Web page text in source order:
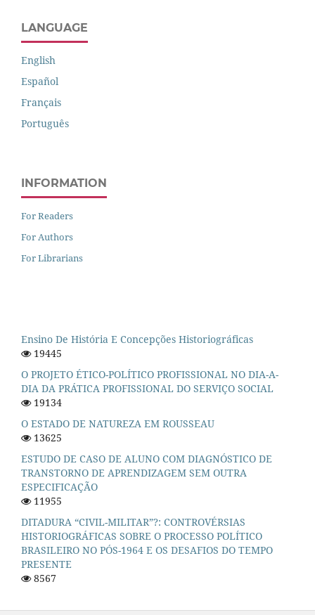
LANGUAGE
English
Español
Français
Português
INFORMATION
For Readers
For Authors
For Librarians
Ensino De História E Concepções Historiográficas
19445
O PROJETO ÉTICO-POLÍTICO PROFISSIONAL NO DIA-A-
DIA DA PRÁTICA PROFISSIONAL DO SERVIÇO SOCIAL
19134
O ESTADO DE NATUREZA EM ROUSSEAU
13625
ESTUDO DE CASO DE ALUNO COM DIAGNÓSTICO DE
TRANSTORNO DE APRENDIZAGEM SEM OUTRA
ESPECIFICAÇÃO
11955
DITADURA “CIVIL-MILITAR”?: CONTROVÉRSIAS
HISTORIOGRÁFICAS SOBRE O PROCESSO POLÍTICO
BRASILEIRO NO PÓS-1964 E OS DESAFIOS DO TEMPO
PRESENTE
8567